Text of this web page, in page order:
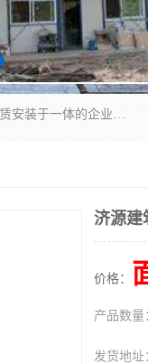
郑州鑫纵建材有限公司供应阳光板，彩钢板，彩钢钢构工程是一家集生产销售租赁安装于一体的企业，主要生产PC采光板，耐力板，仿古琉璃采光板，岩棉板、彩钢压型板、镀锌压型板、桁架楼承板，C、Z型钢檩条、围挡板、轻钢结构，阳光温室大棚等新型建材产品。公司旗下有多台移动式高空压瓦机租赁，承接全国各地业务，专业对外租赁各种型号压瓦机。
济源建
价格：
产品数量
发货地址